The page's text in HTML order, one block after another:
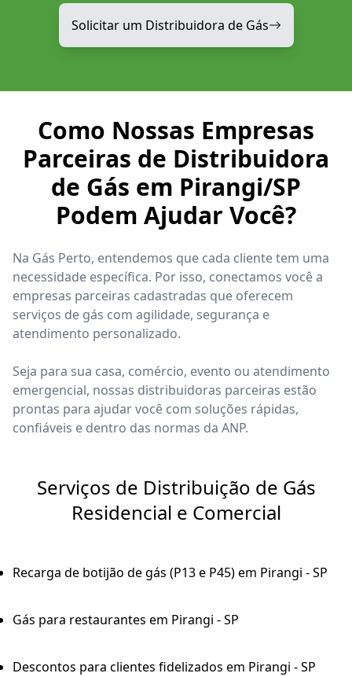
Solicitar um Distribuidora de Gás
Como Nossas Empresas
Parceiras de Distribuidora
de Gás em Pirangi/SP
Podem Ajudar Você?
Na Gás Perto, entendemos que cada cliente tem uma
necessidade específica. Por isso, conectamos você a
empresas parceiras cadastradas que oferecem
serviços de gás com agilidade, segurança e
atendimento personalizado.
Seja para sua casa, comércio, evento ou atendimento
emergencial, nossas distribuidoras parceiras estão
prontas para ajudar você com soluções rápidas,
confiáveis e dentro das normas da ANP.
Serviços de Distribuição de Gás
Residencial e Comercial
Recarga de botijão de gás (P13 e P45) em Pirangi - SP
Gás para restaurantes em Pirangi - SP
Descontos para clientes fidelizados em Pirangi - SP